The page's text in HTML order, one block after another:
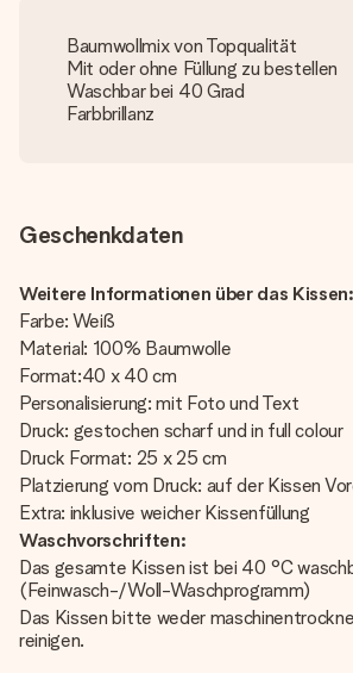
Baumwollmix von Topqualität
Mit oder ohne Füllung zu bestellen
Waschbar bei 40 Grad
Farbbrillanz
Geschenkdaten
Weitere Informationen über das Kissen:
Farbe: Weiß
Material: 100% Baumwolle
Format:40 x 40 cm
Personalisierung: mit Foto und Text
Druck: gestochen scharf und in full colour
Druck Format: 25 x 25 cm
Platzierung vom Druck: auf der Kissen
Extra: inklusive weicher Kissenfüllung
Waschvorschriften:
Das gesamte Kissen ist bei 40 °C
(Feinwasch-/Woll-Waschprogramm)
Das Kissen bitte weder
reinigen.